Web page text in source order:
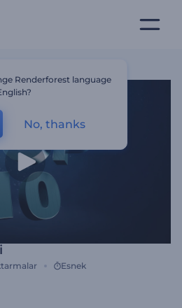
Esnek
Renderforest language
No, thanks